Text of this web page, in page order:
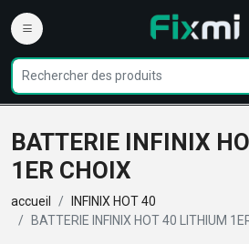
BATTERIE INFINIX
1ER CHOIX
accueil
INFINIX HOT 40
BATTERIE INFINIX HOT 40 LITHIUM